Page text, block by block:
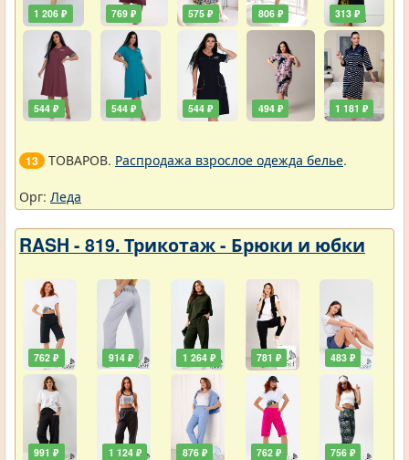
1 206 ₽
544 ₽
769 ₽
544 ₽
575 ₽
544 ₽
806 ₽
494 ₽
313 ₽
1 181 ₽
13 ТОВАРОВ. Распродажа взрослое одежда белье.
Орг: Леда
RASH - 819. Трикотаж - Брюки и юбки
762 ₽
991 ₽
914 ₽
1 124 ₽
1 264 ₽
876 ₽
781 ₽
762 ₽
483 ₽
756 ₽